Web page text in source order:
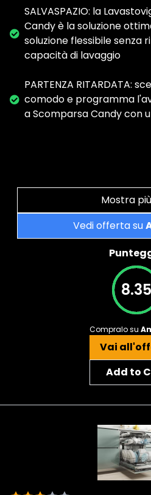
SALVASPAZIO: la
Candy è la soluzione
soluzione flessibile senza
capacità di lavaggio
PARTENZA RITARDATA:
comodo e programma
a Scomparsa Candy con
Mostra
Vedi offerta su
8.35
Compralo su
Vai
Add to